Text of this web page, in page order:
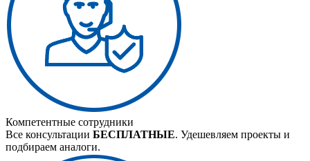
Компетентные сотрудники
Все консультации БЕСПЛАТНЫЕ. Удешевляем проекты и
подбираем аналоги.